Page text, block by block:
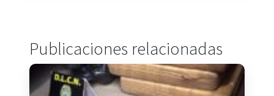
Publicaciones relacionadas